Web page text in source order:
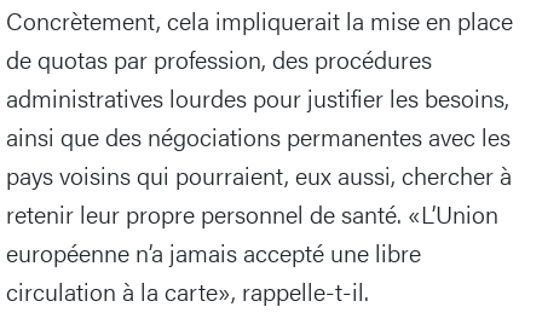
Concrètement, cela impliquerait la mise en place
de quotas par profession, des procédures
administratives lourdes pour justifier les besoins,
ainsi que des négociations permanentes avec les
pays voisins qui pourraient, eux aussi, chercher à
retenir leur propre personnel de santé. «L’Union
européenne n’a jamais accepté une libre
circulation à la carte», rappelle-t-il.